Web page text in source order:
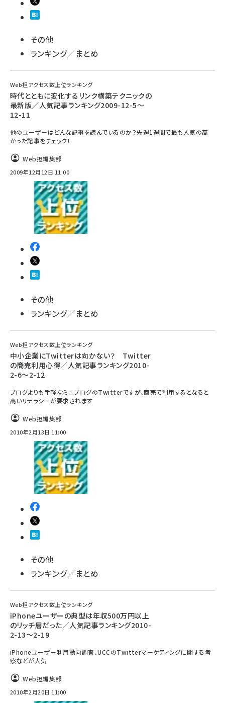
その他
ランキング／まとめ
Web担アクセス数上位ランキング
時代とともに変化するリンク構築テクニックの
最新版／人気記事ランキング2009-12-5～
12-11
他のユーザーはどんな記事を読んでいるのか？先週1週間で最も人気の高
かった記事をチェック！
Web担編集部
2009年12月12日 11:00
その他
ランキング／まとめ
Web担アクセス数上位ランキング
中小企業にTwitterは向かない？ Twitter
の商売利用心得／人気記事ランキング2010-
2-6～2-12
ブログよりも手軽なミニブログのTwitterですが、商売で利用するとなると
高いリテラシーが要求されます
Web担編集部
2010年2月13日 11:00
その他
ランキング／まとめ
Web担アクセス数上位ランキング
iPhoneユーザーの典型は年収500万円以上
のリッチ層だった／人気記事ランキング2010-
2-13～2-19
iPhoneユーザー利用動向調査、UCCのTwitterマーケティングに関する考
察などが人気
Web担編集部
2010年2月20日 11:00